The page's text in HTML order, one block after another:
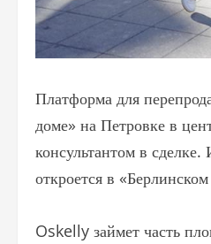
Платформа для
доме» на Петровке в
консультантом в
откроется в
Oskelly займет часть